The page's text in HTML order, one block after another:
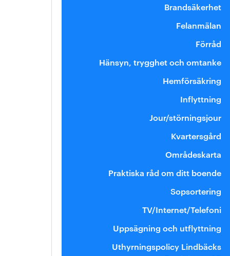
Brandsäkerhet
Felanmälan
Förråd
Hänsyn, trygghet och omtanke
Hemförsäkring
Inflyttning
Jour/störningsjour
Kvartersgård
Områdeskarta
Praktiska råd om ditt boende
Sopsortering
TV/Internet/Telefoni
Uppsägning och utflyttning
Uthyrningspolicy Lindbäcks